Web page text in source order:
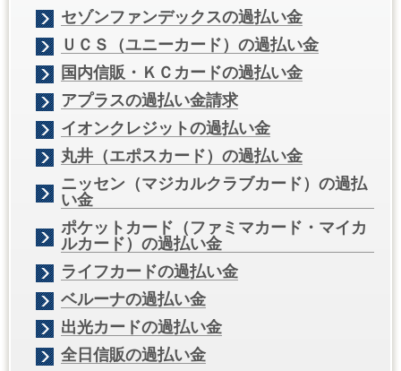
セゾンファンデックスの過払い金
ＵＣＳ（ユニーカード）の過払い金
国内信販・ＫＣカードの過払い金
アプラスの過払い金請求
イオンクレジットの過払い金
丸井（エポスカード）の過払い金
ニッセン（マジカルクラブカード）の過払
い金
ポケットカード（ファミマカード・マイカ
ルカード）の過払い金
ライフカードの過払い金
ベルーナの過払い金
出光カードの過払い金
全日信販の過払い金